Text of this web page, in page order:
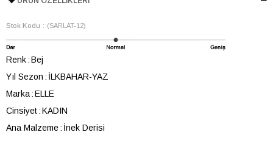
Stok Kodu (SARLAT-12)
Renk Bej
Yıl Sezon
İLKBAHAR-YAZ
Marka ELLE
Cinsiyet KADIN
Ana Malzeme İnek Derisi